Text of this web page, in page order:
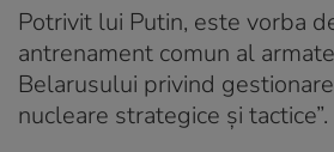
Potrivit lui Putin, este vorba
antrenament comun al
Belarusului privind
nucleare strategice și tactice”.